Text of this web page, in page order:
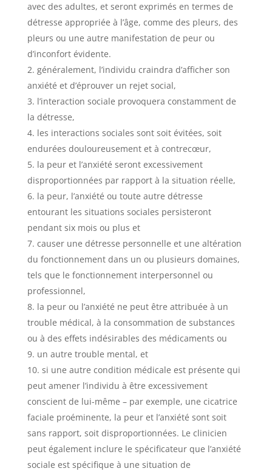
avec des adultes, et seront exprimés en termes de
détresse appropriée à l’âge, comme des pleurs, des
pleurs ou une autre manifestation de peur ou
d’inconfort évidente.
généralement, l’individu craindra d’afficher son
anxiété et d’éprouver un rejet social,
l’interaction sociale provoquera constamment de
la détresse,
les interactions sociales sont soit évitées, soit
endurées douloureusement et à contrecœur,
la peur et l’anxiété seront excessivement
disproportionnées par rapport à la situation réelle,
la peur, l’anxiété ou toute autre détresse
entourant les situations sociales persisteront
pendant six mois ou plus et
causer une détresse personnelle et une altération
du fonctionnement dans un ou plusieurs domaines,
tels que le fonctionnement interpersonnel ou
professionnel,
la peur ou l’anxiété ne peut être attribuée à un
trouble médical, à la consommation de substances
ou à des effets indésirables des médicaments ou
un autre trouble mental, et
si une autre condition médicale est présente qui
peut amener l’individu à être excessivement
conscient de lui-même – par exemple, une cicatrice
faciale proéminente, la peur et l’anxiété sont soit
sans rapport, soit disproportionnées. Le clinicien
peut également inclure le spécificateur que l’anxiété
sociale est spécifique à une situation de